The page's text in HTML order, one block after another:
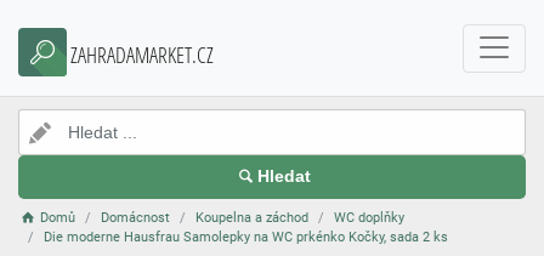
ZAHRADAMARKET.CZ
Hledat
Domů Domácnost Koupelna a záchod
WC doplňky
Die moderne Hausfrau Samolepky na WC prkénko Kočky, sada 2 ks